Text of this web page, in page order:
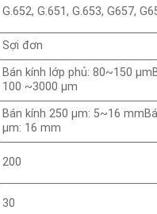
G.652, G.651, G.653, G657,
Sợi đơn
Bán kính lớp phủ: 80~150
100 ~3000 µm
Bán kính 250 µm: 5~16
µm: 16 mm
200
30